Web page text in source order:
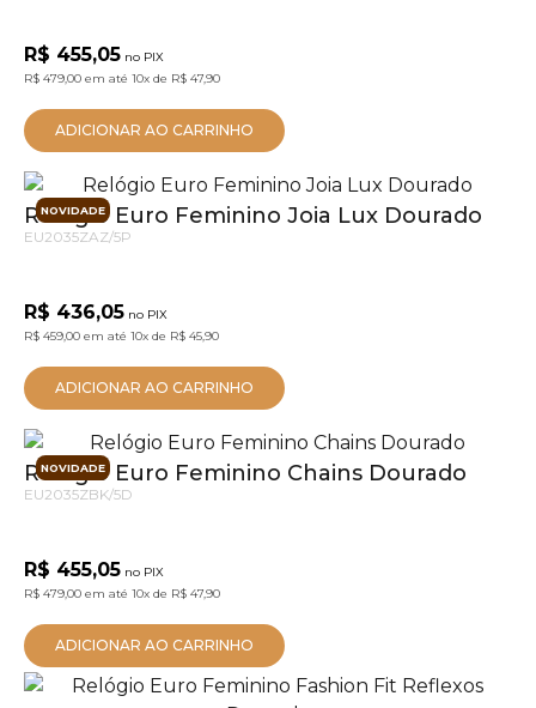
R$ 455,05 no PIX
R$ 479,00 em até 10x de R$ 47,90
ADICIONAR AO CARRINHO
NOVIDADE
Relógio Euro Feminino Joia Lux Dourado
EU2035ZAZ/5P
R$ 436,05 no PIX
R$ 459,00 em até 10x de R$ 45,90
ADICIONAR AO CARRINHO
NOVIDADE
Relógio Euro Feminino Chains Dourado
EU2035ZBK/5D
R$ 455,05 no PIX
R$ 479,00 em até 10x de R$ 47,90
ADICIONAR AO CARRINHO